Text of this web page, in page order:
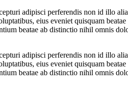
adipisci perferendis non id illo
eius eveniet quisquam beatae
beatae ab distinctio nihil omnis
adipisci perferendis non id illo
eius eveniet quisquam beatae
beatae ab distinctio nihil omnis